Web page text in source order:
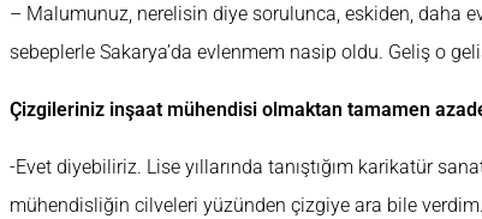
– Malumunuz, nerelisin diye sorulunca, eskiden, daha
sebeplerle Sakarya’da evlenmem nasip oldu. Geliş o
Çizgileriniz inşaat mühendisi olmaktan tamamen
-Evet diyebiliriz. Lise yıllarında tanıştığım karikatür
mühendisliğin cilveleri yüzünden çizgiye ara bile